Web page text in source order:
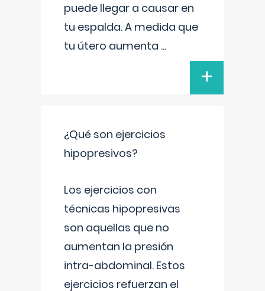
puede llegar a causar en
tu espalda. A medida que
tu útero aumenta ...
+
¿Qué son ejercicios
hipopresivos?
Los ejercicios con
técnicas hipopresivas
son aquellas que no
aumentan la presión
intra-abdominal. Estos
ejercicios refuerzan el